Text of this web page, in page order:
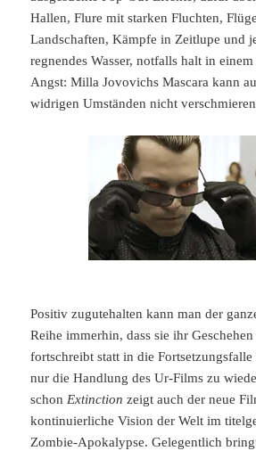
Hallen, Flure mit starken Fluchten,
Landschaften, Kämpfe in Zeitlupe und
regnendes Wasser, notfalls halt in
Angst: Milla Jovovichs Mascara kann
widrigen Umständen nicht
Positiv zugutehalten kann man der
Reihe immerhin, dass sie ihr
fortschreibt statt in die
nur die Handlung des Ur-Films zu
schonExtinction zeigt auch der neue
kontinuierliche Vision der Welt im
Zombie-Apokalypse. Gelegentlich